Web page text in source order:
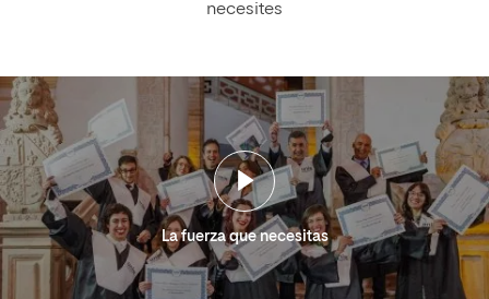
necesites
La fuerza que necesitas